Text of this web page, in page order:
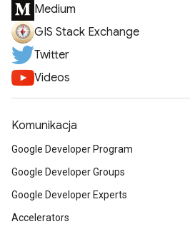
Medium
GIS Stack Exchange
Twitter
Videos
Komunikacja
Google Developer Program
Google Developer Groups
Google Developer Experts
Accelerators